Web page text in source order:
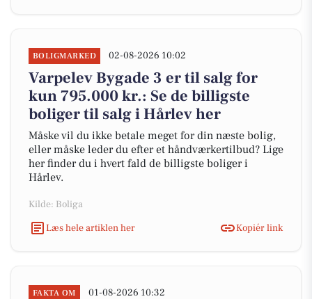
BOLIGMARKED 02-08-2026 10:02
Varpelev Bygade 3 er til salg for
kun 795.000 kr.: Se de billigste
boliger til salg i Hårlev her
Måske vil du ikke betale meget for din næste bolig,
eller måske leder du efter et håndværkertilbud? Lige
her finder du i hvert fald de billigste boliger i
Hårlev.
Kilde: Boliga
Læs hele artiklen her
Kopiér link
FAKTA OM 01-08-2026 10:32